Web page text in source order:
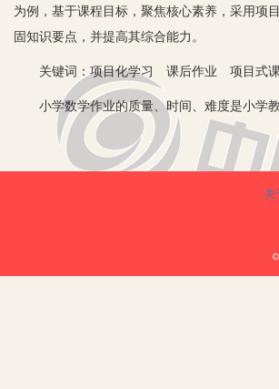
为例，基于课程目标，聚焦核心素养，采用项
固知识要点，并提高其综合能力。
关键词：项目化学习 课后作业 项目式
小学数学作业的质量、时间、难度是小学教
考，提升学生综合素养，是小学教学工作者
生知识和技能的掌握程度，但不能有效促进
主题，在教师精心设计任务的基础上，让学
学生有意义的知识构建和提高自身能力的一
目式学习的重要组成部分。从小学数学教材
关